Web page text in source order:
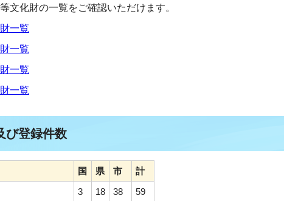
文化財の一覧をご確認いただけます。
一覧
一覧
一覧
一覧
び登録件数
国 県 市
計
3 18 38
59